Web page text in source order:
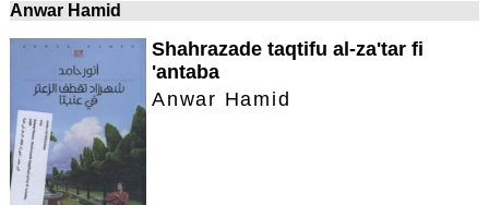
Anwar Hamid
Shahrazade taqtifu al-za'tar fi
'antaba
Anwar Hamid